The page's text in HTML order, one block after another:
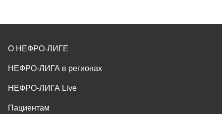
О НЕФРО-ЛИГЕ
НЕФРО-ЛИГА в регионах
НЕФРО-ЛИГА Live
Пациентам